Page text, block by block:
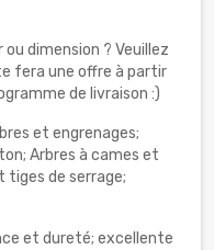
dimension ? Veuillez
fera une offre à partir
de livraison :)
et engrenages;
Arbres à cames et
tiges de serrage;
et dureté; excellente